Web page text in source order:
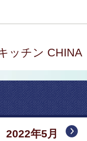
ッチン CHINA
2022年5月